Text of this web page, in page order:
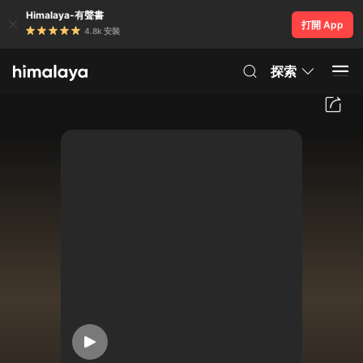
Himalaya-有聲書
4.8k 安裝
打開 App
探索